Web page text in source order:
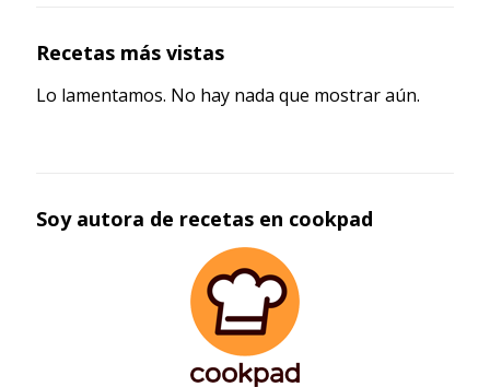
Recetas más vistas
Lo lamentamos. No hay nada que mostrar aún.
Soy autora de recetas en cookpad